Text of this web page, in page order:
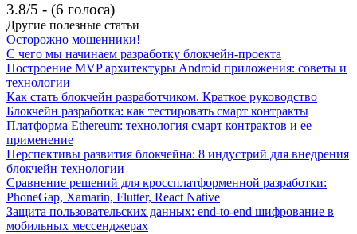
3.8/5 - (6 голоса)
Другие полезные статьи
Осторожно мошенники!
С чего мы начинаем разработку блокчейн-проекта
Построение MVP архитектуры Android приложения: советы и
технологии
Как стать блокчейн разработчиком. Краткое руководство
Блокчейн разработка: как тестировать смарт контракты
Платформа Ethereum: технология смарт контрактов и ее
применение
Перспективы развития блокчейна: 8 индустрий для внедрения
блокчейн технологии
Сравнение решений для кроссплатформенной разработки:
PhoneGap, Xamarin, Flutter, React Native
Защита пользовательских данных: end-to-end шифрование в
мобильных мессенджерах